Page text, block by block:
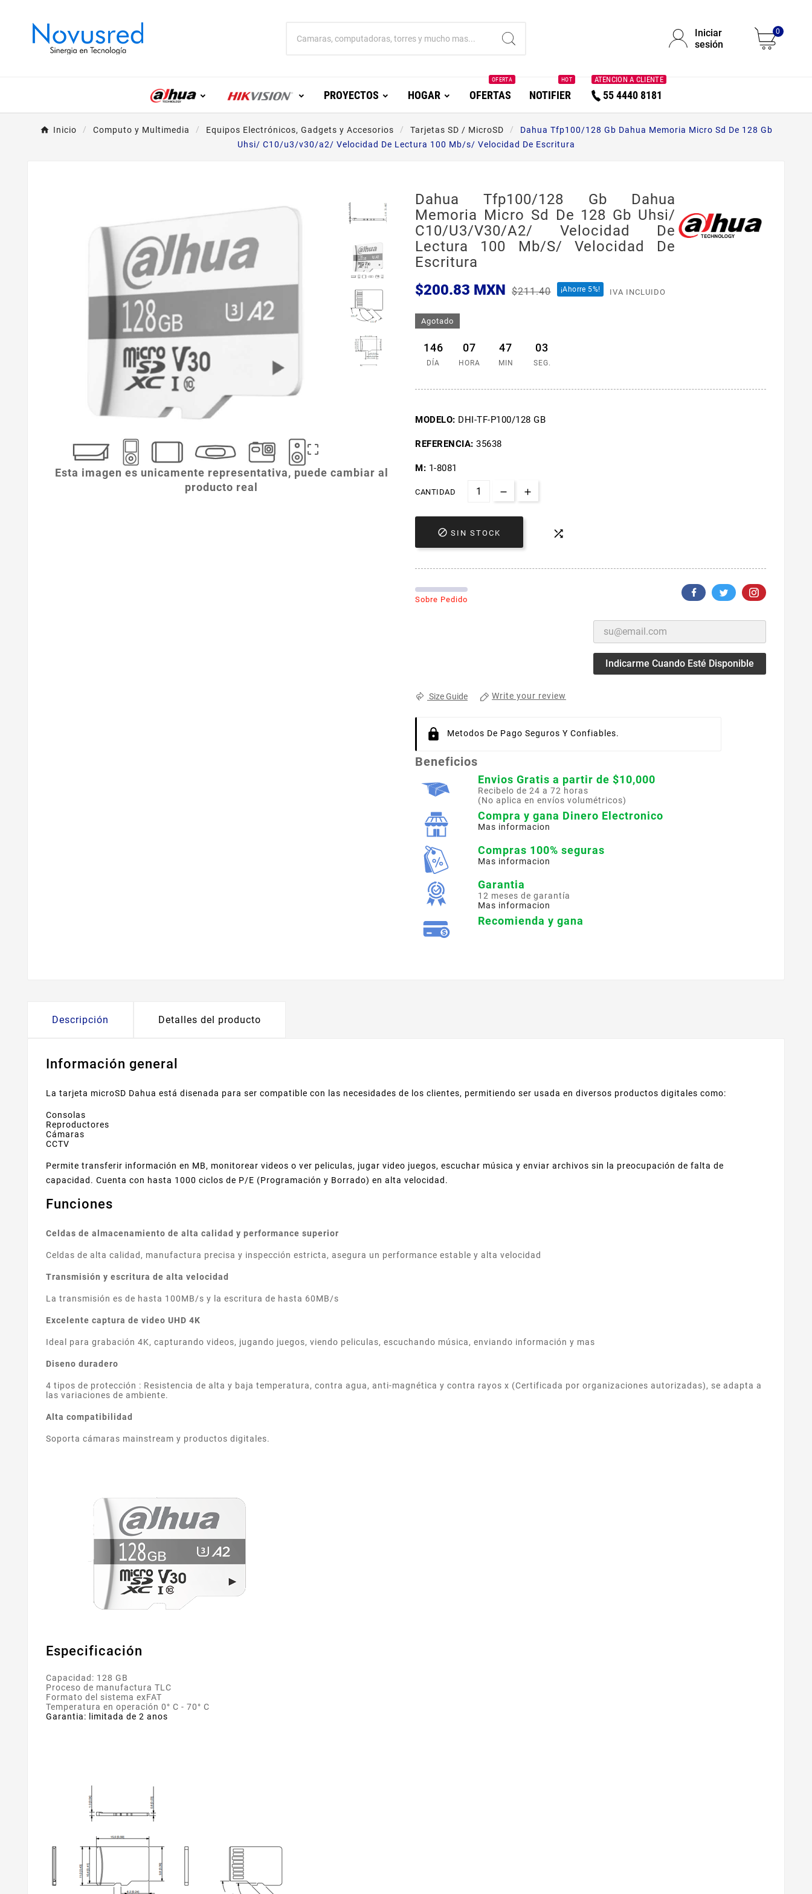
Iniciar
sesión
0
PROYECTOS HOGAR OFERTAS
OFERTA
NOTIFIER
HOT
55 4440 8181
ATENCION A CLIENTE
Inicio Computo y Multimedia Equipos Electrónicos, Gadgets y Accesorios Tarjetas SD / MicroSD
Dahua Tfp100/128 Gb Dahua Memoria Micro Sd De 128 Gb
Uhsi/ C10/u3/v30/a2/ Velocidad De Lectura 100 Mb/s/ Velocidad De Escritura

Esta imagen es unicamente representativa, puede cambiar al
producto real
Dahua Tfp100/128 Gb Dahua
Memoria Micro Sd De 128 Gb Uhsi/
C10/u3/v30/a2/ Velocidad De
Lectura 100 Mb/s/ Velocidad De
Escritura
$200.83 MXN $211.40 ¡Ahorre 5%! IVA INCLUIDO
Agotado
146
DÍA
07
HORA
47
MIN
02
SEG.
MODELO: DHI-TF-P100/128 GB
REFERENCIA: 35638
M: 1-8081
CANTIDAD
 SIN STOCK 
Sobre Pedido
Indicarme Cuando Esté Disponible
Size Guide Write your review
Metodos De Pago Seguros Y Confiables.
Beneficios
Envios Gratis a partir de $10,000
Recibelo de 24 a 72 horas
(No aplica en envíos volumétricos)
Compra y gana Dinero Electronico
Mas informacion
Compras 100% seguras
Mas informacion
Garantia
12 meses de garantía
Mas informacion
Recomienda y gana
Descripción Detalles del producto
Información general
La tarjeta microSD Dahua está disenada para ser compatible con las necesidades de los clientes, permitiendo ser usada en diversos productos digitales como:
Consolas
Reproductores
Cámaras
CCTV
Permite transferir información en MB, monitorear videos o ver peliculas, jugar video juegos, escuchar música y enviar archivos sin la preocupación de falta de
capacidad. Cuenta con hasta 1000 ciclos de P/E (Programación y Borrado) en alta velocidad.
Funciones
Celdas de almacenamiento de alta calidad y performance superior
Celdas de alta calidad, manufactura precisa y inspección estricta, asegura un performance estable y alta velocidad
Transmisión y escritura de alta velocidad
La transmisión es de hasta 100MB/s y la escritura de hasta 60MB/s
Excelente captura de video UHD 4K
Ideal para grabación 4K, capturando videos, jugando juegos, viendo peliculas, escuchando música, enviando información y mas
Diseno duradero
4 tipos de protección : Resistencia de alta y baja temperatura, contra agua, anti-magnética y contra rayos x (Certificada por organizaciones autorizadas), se adapta a
las variaciones de ambiente.
Alta compatibilidad
Soporta cámaras mainstream y productos digitales.
Especificación
Capacidad: 128 GB
Proceso de manufactura TLC
Formato del sistema exFAT
Temperatura en operación 0° C - 70° C
Garantia: limitada de 2 anos